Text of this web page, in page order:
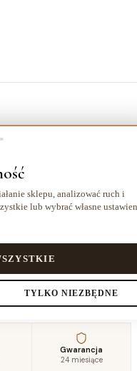
cm
160x220
cm
1638,00 zł
Gwarancja
24 miesiące
sklepu, analizować ruch i
lub wybrać własne
TYLKO NIEZBĘDNE
pliki cookies są